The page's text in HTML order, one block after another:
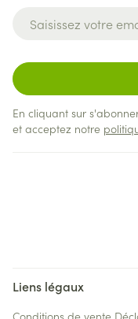
En cliquant sur
et acceptez notre
Liens légaux
Conditions de vente